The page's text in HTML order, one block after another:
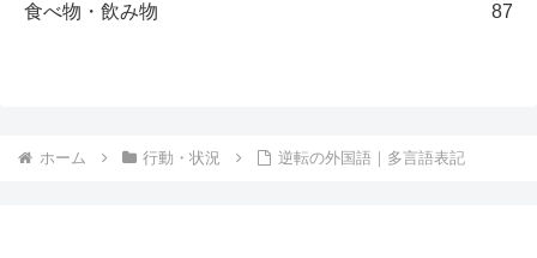
食べ物・飲み物 87
ホーム 行動・状況 逆転の外国語｜多言語表記